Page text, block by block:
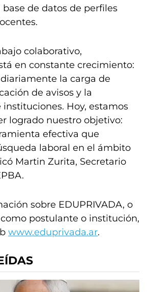
de datos de perfiles
colaborativo,
en constante crecimiento:
la carga de
de avisos y la
Hoy, estamos
logrado nuestro objetivo:
efectiva que
laboral en el ámbito
Martin Zurita, Secretario
sobre EDUPRIVADA, o
postulante o institución,
www.eduprivada.ar.